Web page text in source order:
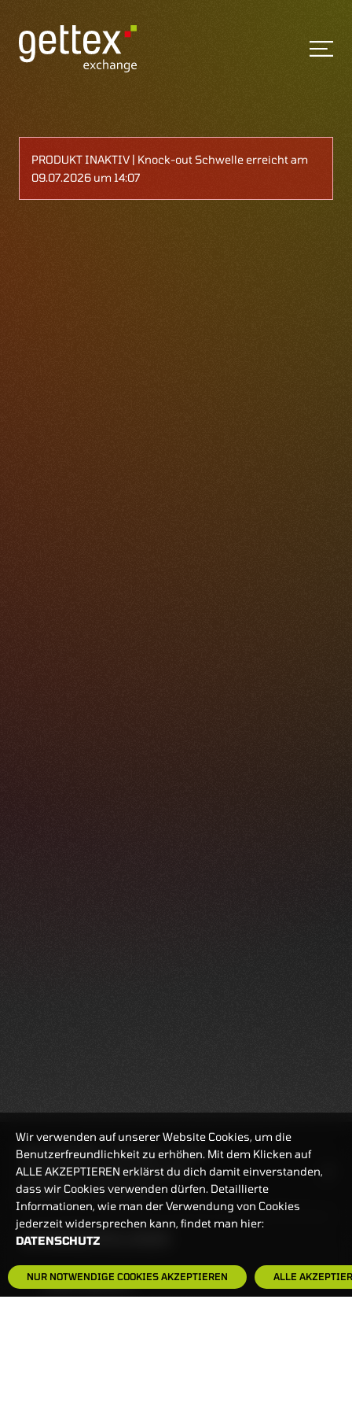
PRODUKT INAKTIV | Knock-out Schwelle erreicht am
09.07.2026 um 14:07
BANKEINSTELLUNGEN
HÄUFIG GESUCHT:
REALTIMEKURSE 07.08.2026
14:14:48
HANDELSZEIT
MO-FR: 7:30-23 UHR
ZERTIFIKATE
8:00-22 UHR
Wir verwenden auf unserer Website Cookies, um die
Benutzerfreundlichkeit zu erhöhen. Mit dem Klicken auf
ALLE AKZEPTIEREN erklärst du dich damit einverstanden,
dass wir Cookies verwenden dürfen. Detaillierte
Informationen, wie man der Verwendung von Cookies
jederzeit widersprechen kann, findet man hier:
DATENSCHUTZ
NUR NOTWENDIGE COOKIES AKZEPTIEREN ALLE